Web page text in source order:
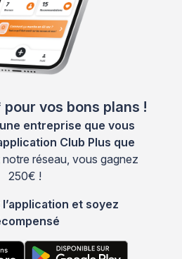
vos bons plans !
entreprise que vous
Club Plus que
notre réseau, vous gagnez
250€ !
et soyez